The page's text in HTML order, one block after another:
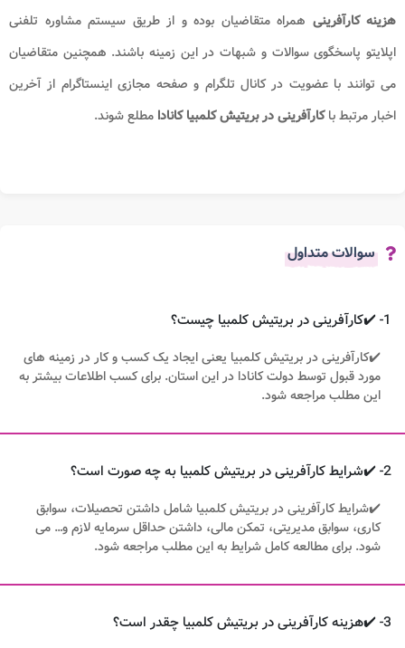
هزینه کارآفرینی همراه متقاضیان بوده و از طریق سیستم مشاوره تلفنی
اپلایتو پاسخگوی سوالات و شبهات در این زمینه باشند. همچنین متقاضیان
می توانند با عضویت در کانال تلگرام و صفحه مجازی اینستاگرام از آخرین
اخبار مرتبط باکارآفرینی در بریتیش کلمبیا کانادا مطلع شوند.
سوالات متداول
1- ✔️کارآفرینی در بریتیش کلمبیا چیست؟
✔️کارآفرینی در بریتیش کلمبیا یعنی ایجاد یک کسب و کار در زمینه های
مورد قبول توسط دولت کانادا در این استان. برای کسب اطلاعات بیشتر به
این مطلب مراجعه شود.
2- ✔️شرایط کارآفرینی در بریتیش کلمبیا به چه صورت است؟
✔️شرایط کارآفرینی در بریتیش کلمبیا شامل داشتن تحصیلات، سوابق
کاری، سوابق مدیریتی، تمکن مالی، داشتن حداقل سرمایه لازم و… می
شود. برای مطالعه کامل شرایط به این مطلب مراجعه شود.
3- ✔️هزینه کارآفرینی در بریتیش کلمبیا چقدر است؟